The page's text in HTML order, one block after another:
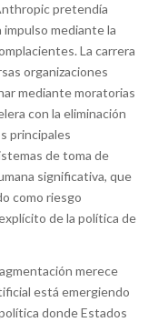
pretendía
mediante la
La carrera
organizaciones
mediante moratorias
con la eliminación
principales
de toma de
significativa, que
como riesgo
de la política de
merece
está emergiendo
donde Estados